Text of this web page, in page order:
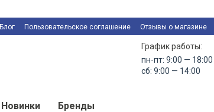
Блог Пользовательское соглашение
Отзывы о магазине
График работы:
пн-пт: 9:00 — 18:00
сб: 9:00 — 14:00
Новинки Бренды